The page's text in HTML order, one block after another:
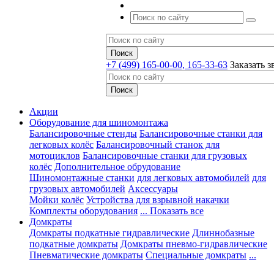
+7 (499) 165-00-00, 165-33-63 Заказать
Акции
Оборудование для шиномонтажа
Балансировочные стенды Балансировочные станки для
легковых колёс Балансировочный станок для
мотоциклов Балансировочные станки для грузовых
колёс Дополнительное обрудование
Шиномонтажные станки для легковых автомобилей для
грузовых автомобилей Аксессуары
Мойки колёс Устройства для взрывной накачки
Комплекты оборудования ... Показать все
Домкраты
Домкраты подкатные гидравлические Длиннобазные
подкатные домкраты Домкраты пневмо-гидравлические
Пневматические домкраты Специальные домкраты ...